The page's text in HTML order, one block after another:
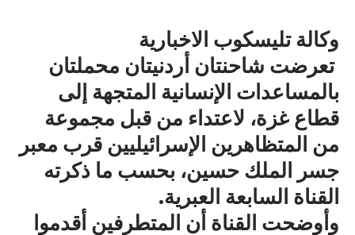
وكالة تليسكوب الاخبارية
تعرضت شاحنتان أردنيتان محملتان
بالمساعدات الإنسانية المتجهة إلى
قطاع غزة، لاعتداء من قبل مجموعة
من المتظاهرين الإسرائيليين قرب معبر
جسر الملك حسين، بحسب ما ذكرته
القناة السابعة العبرية.
وأوضحت القناة أن المتطرفين أقدموا